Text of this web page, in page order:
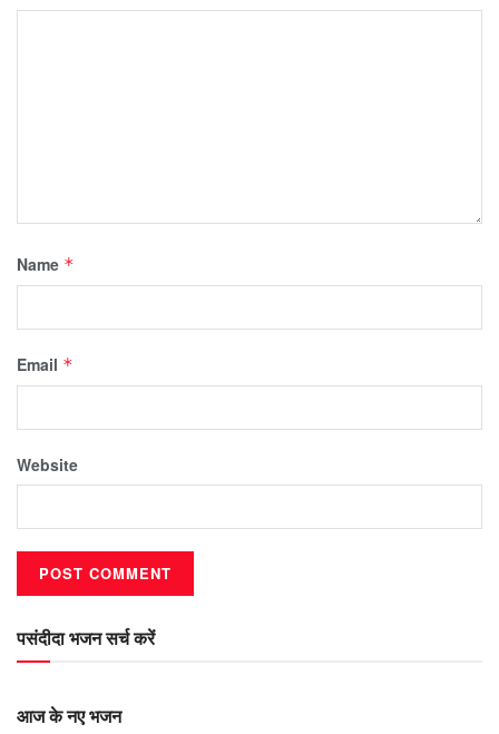
Name *
Email *
Website
पसंदीदा भजन सर्च करें
आज के नए भजन